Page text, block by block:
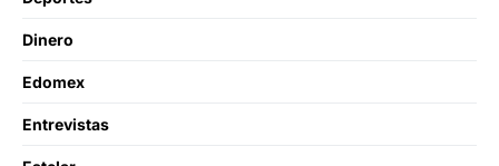
Dinero
Edomex
Entrevistas